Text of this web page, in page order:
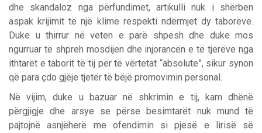
dhe skandaloz nga përfundimet, artikulli nuk i shërben
aspak krijimit të një klime respekti ndërmjet dy taborëve.
Duke u thirrur në veten e parë shpesh dhe duke mos
ngurruar të shpreh mosdijen dhe injorancën e të tjerëve nga
ithtarët e taborit të tij për të vërtetat “absolute”, sikur synon
që para çdo gjëje tjetër të bëjë promovimin personal.
Në vijim, duke u bazuar në shkrimin e tij, kam dhënë
përgjigje dhe arsye se përse besimtarët nuk mund të
pajtojnë asnjëherë me ofendimin si pjesë e lirisë së